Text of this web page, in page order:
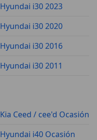
Hyundai i30 2023
Hyundai i30 2020
Hyundai i30 2016
Hyundai i30 2011
Kia Ceed / cee'd Ocasión
Hyundai i40 Ocasión